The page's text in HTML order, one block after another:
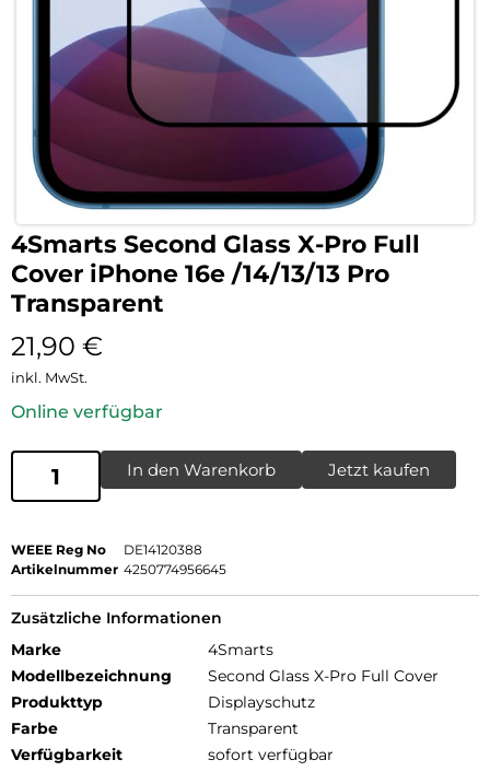
4Smarts Second Glass X-Pro Full
Cover iPhone 16e /14/13/13 Pro
Transparent
21,90 €
inkl. MwSt.
Online verfügbar
In den Warenkorb Jetzt kaufen
WEEE Reg No
DE14120388
Artikelnummer 4250774956645
Zusätzliche Informationen
Marke
4Smarts
Modellbezeichnung
Second Glass X-Pro Full Cover
Produkttyp
Displayschutz
Farbe
Transparent
Verfügbarkeit
sofort verfügbar